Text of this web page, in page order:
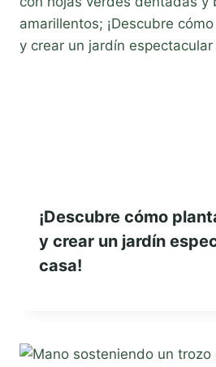
¡Descubre cómo
y crear un jardín
casa!